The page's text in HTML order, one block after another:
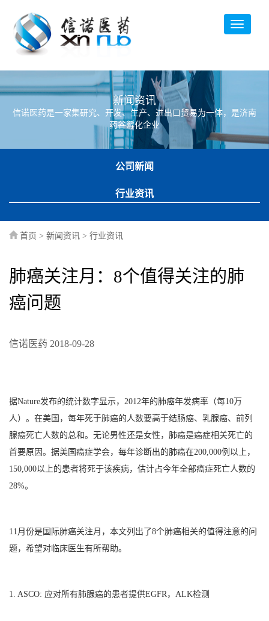
新闻资讯
信诺医药是一家集研究、开发、生产、进出口贸易为一体，是济南
药谷孵化企业
公司新闻
行业资讯
首页 > 新闻资讯 > 行业资讯
肺癌关注月：8个值得关注的肺
癌问题
信诺医药 2018-09-28
据Nature发布的统计数字显示，2012年的肺癌年发病率（每10万
人）。在美国，每年死于肺癌的人数要高于结肠癌、乳腺癌、前列
腺癌死亡人数的总和。无论男性还是女性，肺癌是癌症相关死亡的
首要原因。据美国癌症学会，每年诊断出的肺癌在200,000例以上，
150,000以上的患者将死于该疾病，估计占今年全部癌症死亡人数的
28%。
11月份是国际肺癌关注月，本文列出了8个肺癌相关的值得注意的问
题，希望对临床医生有所帮助。
1. ASCO: 应对所有肺腺癌的患者提供EGFR，ALK检测